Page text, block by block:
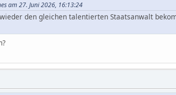
am 27. Juni 2026, 16:13:24
den gleichen talentierten Staatsanwalt